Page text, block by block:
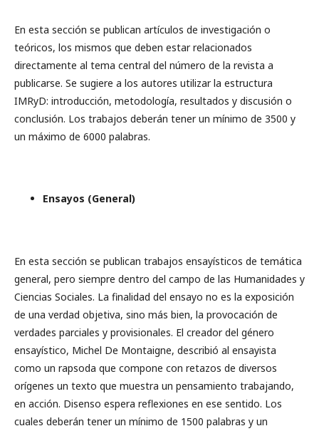
En esta sección se publican artículos de investigación o
teóricos, los mismos que deben estar relacionados
directamente al tema central del número de la revista a
publicarse. Se sugiere a los autores utilizar la estructura
IMRyD: introducción, metodología, resultados y discusión o
conclusión. Los trabajos deberán tener un mínimo de 3500 y
un máximo de 6000 palabras.
Ensayos (General)
En esta sección se publican trabajos ensayísticos de temática
general, pero siempre dentro del campo de las Humanidades y
Ciencias Sociales. La finalidad del ensayo no es la exposición
de una verdad objetiva, sino más bien, la provocación de
verdades parciales y provisionales. El creador del género
ensayístico, Michel De Montaigne, describió al ensayista
como un rapsoda que compone con retazos de diversos
orígenes un texto que muestra un pensamiento trabajando,
en acción. Disenso espera reflexiones en ese sentido. Los
cuales deberán tener un mínimo de 1500 palabras y un